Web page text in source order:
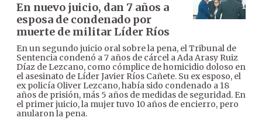
En nuevo juicio, dan 7 años a
esposa de condenado por
muerte de militar Líder Ríos
En un segundo juicio oral sobre la pena, el Tribunal de
Sentencia condenó a 7 años de cárcel a Ada Arasy Ruiz
Díaz de Lezcano, como cómplice de homicidio doloso en
el asesinato de Líder Javier Ríos Cañete. Su ex esposo, el
ex policía Oliver Lezcano, había sido condenado a 18
años de prisión, más 5 años de medidas de seguridad. En
el primer juicio, la mujer tuvo 10 años de encierro, pero
anularon la pena.